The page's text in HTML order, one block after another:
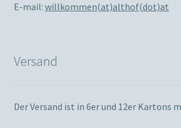
E-mail: willkommen(at)althof(dot)at
Versand
Der Versand ist in 6er und 12er Kartons